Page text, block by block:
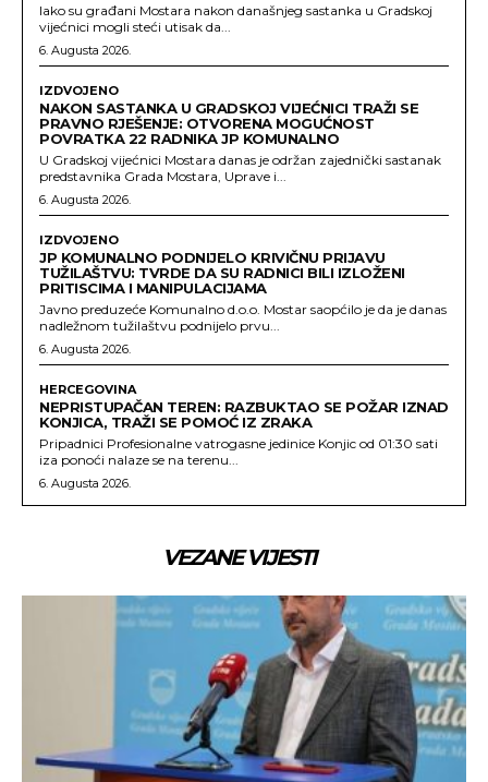
Iako su građani Mostara nakon današnjeg sastanka u Gradskoj
vijećnici mogli steći utisak da...
6. Augusta 2026.
IZDVOJENO
NAKON SASTANKA U GRADSKOJ VIJEĆNICI TRAŽI SE
PRAVNO RJEŠENJE: OTVORENA MOGUĆNOST
POVRATKA 22 RADNIKA JP KOMUNALNO
U Gradskoj vijećnici Mostara danas je održan zajednički sastanak
predstavnika Grada Mostara, Uprave i...
6. Augusta 2026.
IZDVOJENO
JP KOMUNALNO PODNIJELO KRIVIČNU PRIJAVU
TUŽILAŠTVU: TVRDE DA SU RADNICI BILI IZLOŽENI
PRITISCIMA I MANIPULACIJAMA
Javno preduzeće Komunalno d.o.o. Mostar saopćilo je da je danas
nadležnom tužilaštvu podnijelo prvu...
6. Augusta 2026.
HERCEGOVINA
NEPRISTUPAČAN TEREN: RAZBUKTAO SE POŽAR IZNAD
KONJICA, TRAŽI SE POMOĆ IZ ZRAKA
Pripadnici Profesionalne vatrogasne jedinice Konjic od 01:30 sati
iza ponoći nalaze se na terenu...
6. Augusta 2026.
VEZANE VIJESTI